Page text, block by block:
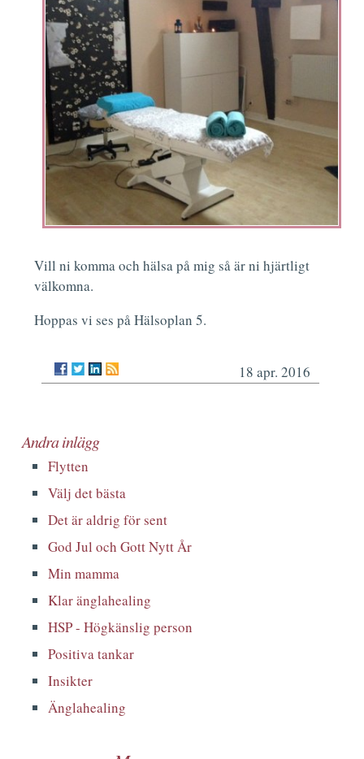
Vill ni komma och hälsa på mig så är ni hjärtligt
välkomna.
Hoppas vi ses på Hälsoplan 5.
18 apr. 2016
Andra inlägg
Flytten
Välj det bästa
Det är aldrig för sent
God Jul och Gott Nytt År
Min mamma
Klar änglahealing
HSP - Högkänslig person
Positiva tankar
Insikter
Änglahealing